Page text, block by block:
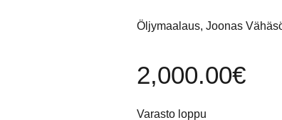
Öljymaalaus, Joonas
2,000.00€
Varasto loppu